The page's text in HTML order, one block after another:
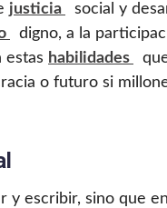
justicia
social y
digno, a la
estas habilidades
o futuro si
y escribir, sino que